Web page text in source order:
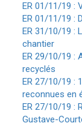
ER 01/11/19 :
ER 01/11/19 :
ER 31/10/19 :
chantier
ER 29/10/19 :
recyclés
ER 27/10/19 :
reconnues en
ER 27/10/19 :
Gustave-